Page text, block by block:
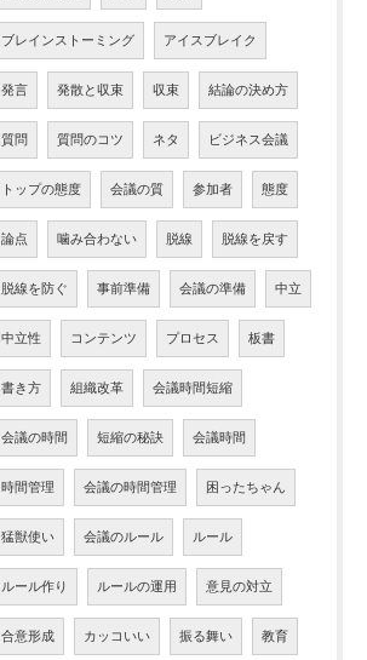
ブレインストーミング アイスブレイク
発言 発散と収束 収束 結論の決め方
質問 質問のコツ ネタ ビジネス会議
トップの態度 会議の質 参加者 態度
論点 噛み合わない 脱線 脱線を戻す
脱線を防ぐ 事前準備 会議の準備 中立
中立性 コンテンツ プロセス 板書
書き方 組織改革 会議時間短縮
会議の時間 短縮の秘訣 会議時間
時間管理 会議の時間管理 困ったちゃん
猛獣使い 会議のルール ルール
ルール作り ルールの運用 意見の対立
合意形成 カッコいい 振る舞い 教育